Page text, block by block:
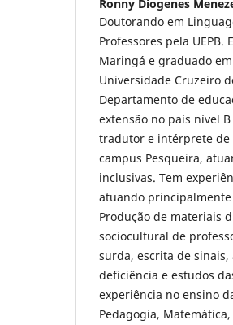
Ronny Diogenes
Doutorando em
Professores pela
Maringá e graduado
Universidade Cruzeiro
Departamento de
extensão no país nível
tradutor e intérprete de
campus Pesqueira,
inclusivas. Tem
atuando principalmente
Produção de materiais
sociocultural de
surda, escrita de
deficiência e estudos
experiência no ensino
Pedagogia,